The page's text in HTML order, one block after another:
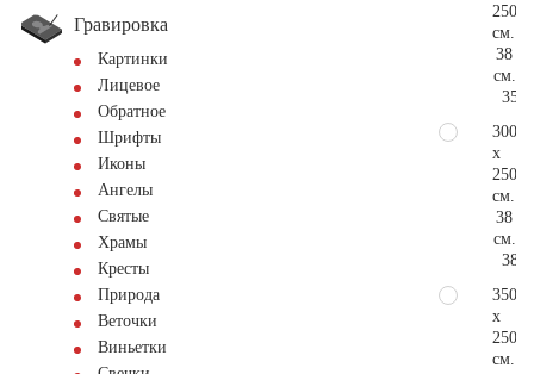
Гравировка
Картинки
Лицевое
Обратное
Шрифты
Иконы
Ангелы
Святые
Храмы
Кресты
Природа
Веточки
Виньетки
250
см.
38
см.
300
x
250
см.
38
см.
350
x
250
см.